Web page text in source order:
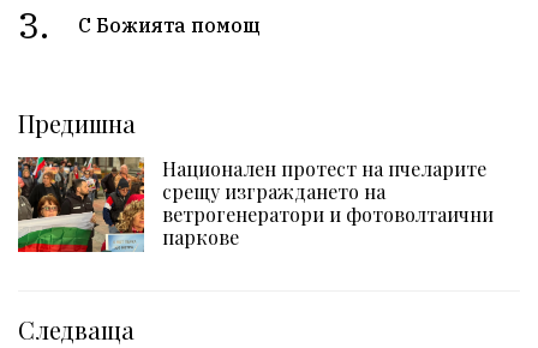
3. С Божията помощ
Предишна
Национален протест на пчеларите
срещу изграждането на
ветрогенератори и фотоволтаични
паркове
Следваща